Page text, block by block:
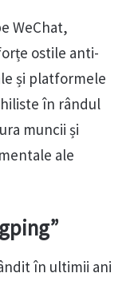
WeChat,
ostile anti-
și platformele
în rândul
muncii și
ale
în ultimii ani